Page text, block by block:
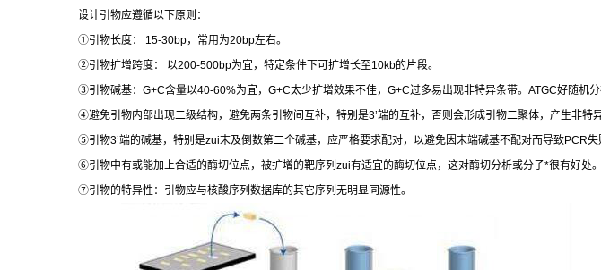
设计引物应遵循以下原则：
①引物长度： 15-30bp，常用为20bp左右。
②引物扩增跨度： 以200-500bp为宜，特定条件下可扩增长至10kb的片段。
③引物碱基： G+C含量以40-60%为宜， G+C太少扩增效果不佳， G+C过多易出现非特异条带。 ATGC好随机
④避免引物内部出现二级结构，避免两条引物间互补，特别是3’端的互补，否则会形成引物二聚体，产生非特
⑤引物3’端的碱基，特别是zui末及倒数第二个碱基，应严格要求配对，以避免因末端碱基不配对而导致PCR失
⑥引物中有或能加上合适的酶切位点，被扩增的靶序列 zui有适宜的酶切位点，这对酶切分析或分子*很有好处。
⑦引物的特异性：引物应与核酸序列数据库的其它序列无明显同源性。